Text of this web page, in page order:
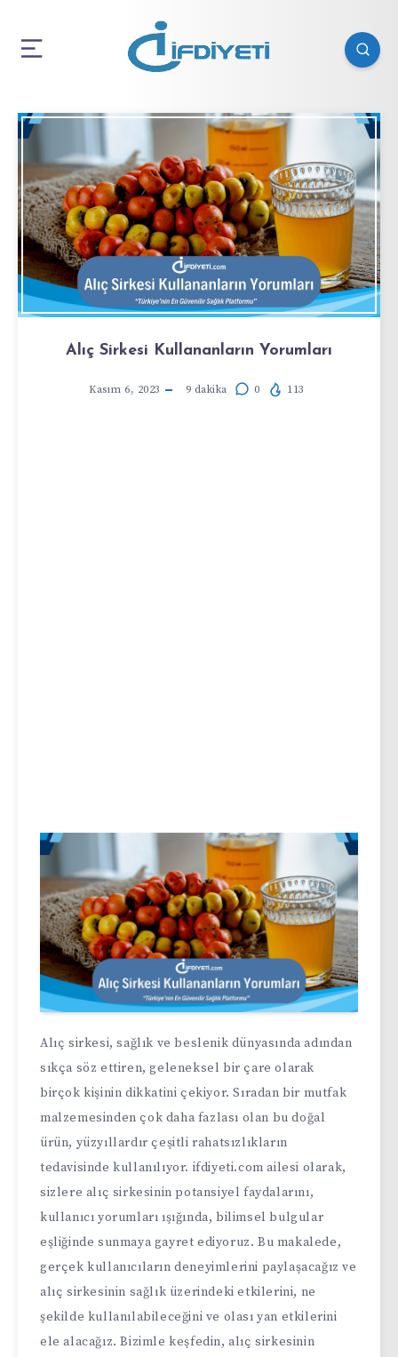
Alıç Sirkesi Kullananların Yorumları
Kasım 6, 2023 9 dakika 0 113
Alıç sirkesi, sağlık ve beslenik dünyasında adından
sıkça söz ettiren, geleneksel bir çare olarak
birçok kişinin dikkatini çekiyor. Sıradan bir mutfak
malzemesinden çok daha fazlası olan bu doğal
ürün, yüzyıllardır çeşitli rahatsızlıkların
tedavisinde kullanılıyor. ifdiyeti.com ailesi olarak,
sizlere alıç sirkesinin potansiyel faydalarını,
kullanıcı yorumları ışığında, bilimsel bulgular
eşliğinde sunmaya gayret ediyoruz. Bu makalede,
gerçek kullanıcıların deneyimlerini paylaşacağız ve
alıç sirkesinin sağlık üzerindeki etkilerini, ne
şekilde kullanılabileceğini ve olası yan etkilerini
ele alacağız. Bizimle keşfedin, alıç sirkesinin